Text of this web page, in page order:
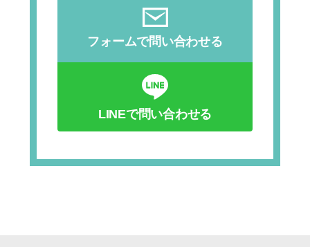
フォームで問い合わせる
LINEで問い合わせる